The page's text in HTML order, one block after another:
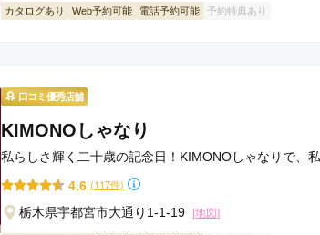
カタログあり Web予約可能 電話予約可能 予約特典あり
口コミ優秀店舗
KIMONOしゃなり
私らしさ輝く二十歳の記念日！KIMONOしゃなりで、
4.6 (117件)
栃木県宇都宮市大通り1-1-19
[地図]